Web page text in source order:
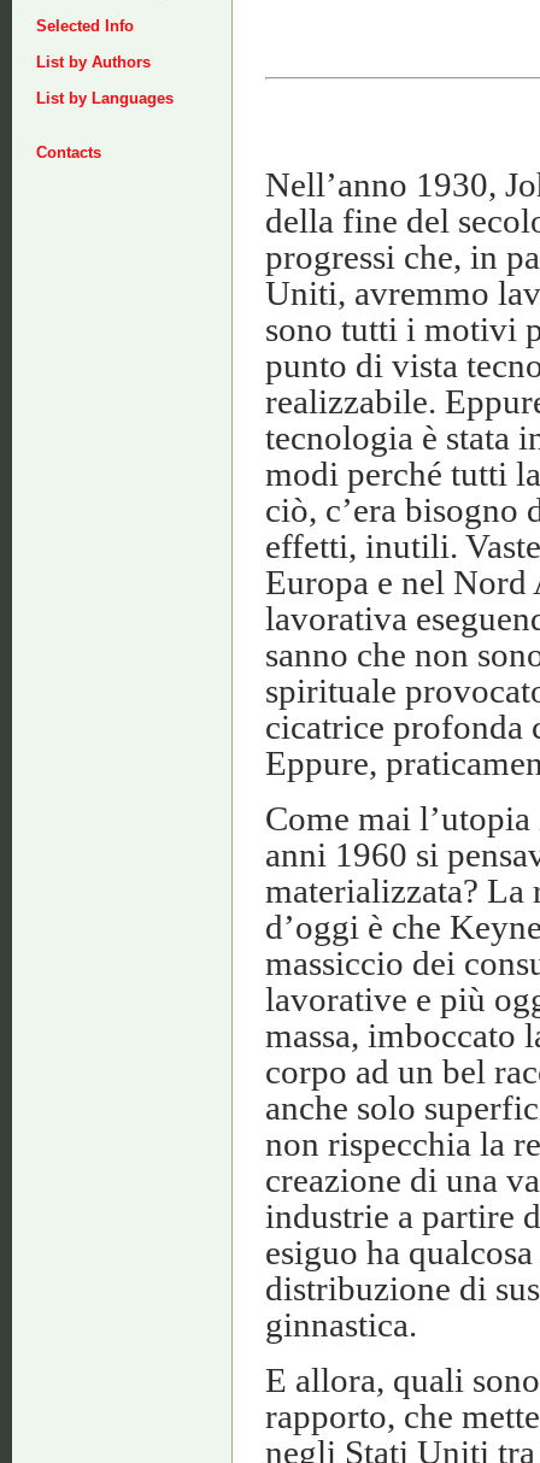
Selected Info
List by Authors
List by Languages
Contacts
Nell’anno 1930,
della fine del
progressi che, in
Uniti, avremmo
sono tutti i motivi
punto di vista
realizzabile.
tecnologia è stata
modi perché tutti
ciò, c’era
effetti, inutili.
Europa e nel Nord
lavorativa
sanno che non
spirituale
cicatrice profonda
Eppure,
Come mai
anni 1960 si
materializzata? La
d’oggi è che
massiccio dei
lavorative e più
massa, imboccato
corpo ad un bel
anche solo
non rispecchia la
creazione di una
industrie a partire
esiguo ha
distribuzione di
ginnastica.
E allora, quali
rapporto, che
negli Stati Uniti